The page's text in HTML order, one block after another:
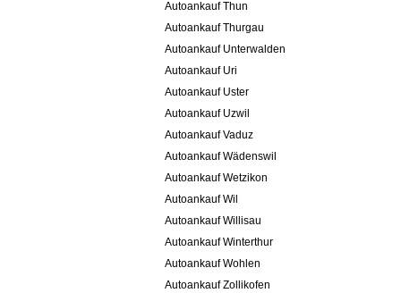
Autoankauf Thun
Autoankauf Thurgau
Autoankauf Unterwalden
Autoankauf Uri
Autoankauf Uster
Autoankauf Uzwil
Autoankauf Vaduz
Autoankauf Wädenswil
Autoankauf Wetzikon
Autoankauf Wil
Autoankauf Willisau
Autoankauf Winterthur
Autoankauf Wohlen
Autoankauf Zollikofen